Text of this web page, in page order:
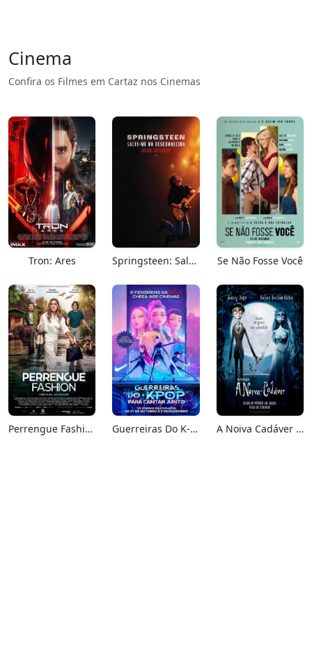
Cinema
Confira os Filmes em Cartaz nos Cinemas
Tron: Ares Springsteen: Salve-me Do Desconhecido Se Não Fosse Você
Perrengue Fashion Guerreiras Do K-Pop: Para Cantar Junto A Noiva Cadáver (Relançamento)